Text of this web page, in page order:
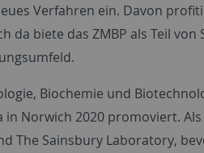
Verfahren ein. Davon
da biete das ZMBP als Teil
Biochemie und
in Norwich 2020 promoviert.
The Sainsbury Laboratory,